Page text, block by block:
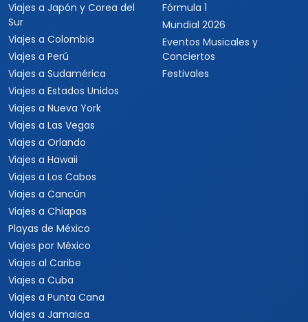
Viajes a Japón y Corea del
Sur
Viajes a Colombia
Viajes a Perú
Viajes a Sudamérica
Viajes a Estados Unidos
Viajes a Nueva York
Viajes a Las Vegas
Viajes a Orlando
Viajes a Hawaii
Viajes a Los Cabos
Viajes a Cancún
Viajes a Chiapas
Playas de México
Viajes por México
Viajes al Caribe
Viajes a Cuba
Viajes a Punta Cana
Viajes a Jamaica
Fórmula 1
Mundial 2026
Eventos Musicales y
Conciertos
Festivales